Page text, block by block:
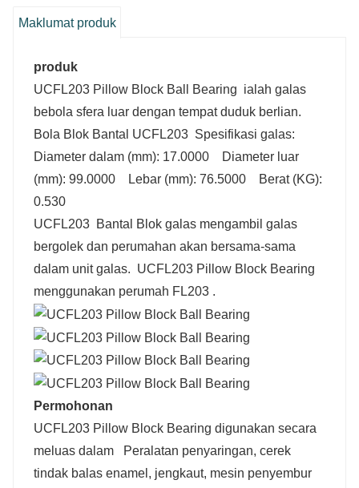
Maklumat produk
produk
UCFL203 Pillow Block Ball Bearing ialah galas
bebola sfera luar dengan tempat duduk berlian.
Bola Blok Bantal UCFL203 Spesifikasi galas:
Diameter dalam (mm): 17.0000 Diameter luar
(mm): 99.0000 Lebar (mm): 76.5000 Berat (KG):
0.530
UCFL203 Bantal Blok galas mengambil galas
bergolek dan perumahan akan bersama-sama
dalam unit galas. UCFL203 Pillow Block Bearing
menggunakan perumah FL203 .
Permohonan
UCFL203 Pillow Block Bearing digunakan secara
meluas dalam Peralatan penyaringan, cerek
tindak balas enamel, jengkaut, mesin penyembur